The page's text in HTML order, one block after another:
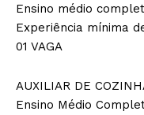
Ensino médio
Experiência mínima
01 VAGA
AUXILIAR DE
Ensino Médio